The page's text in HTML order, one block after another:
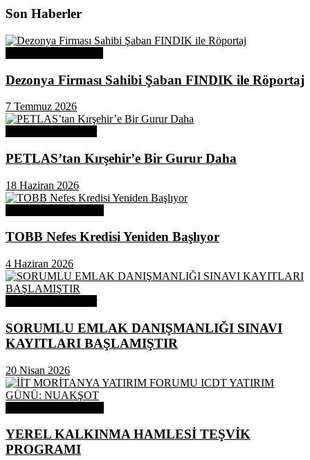
Son Haberler
Dezonya Firması Sahibi Şaban FINDIK ile Röportaj
7 Temmuz 2026
PETLAS’tan Kırşehir’e Bir Gurur Daha
18 Haziran 2026
TOBB Nefes Kredisi Yeniden Başlıyor
4 Haziran 2026
SORUMLU EMLAK DANIŞMANLIĞI SINAVI
KAYITLARI BAŞLAMIŞTIR
20 Nisan 2026
YEREL KALKINMA HAMLESİ TEŞVİK
PROGRAMI